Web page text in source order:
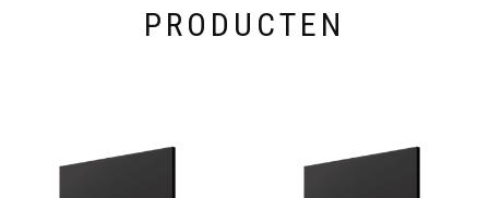
PRODUCTEN